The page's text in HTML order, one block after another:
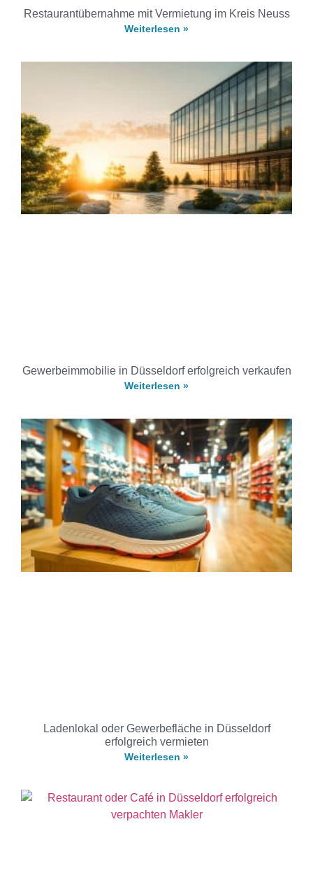
Restaurantübernahme mit Vermietung im Kreis Neuss
Weiterlesen »
Gewerbeimmobilie in Düsseldorf erfolgreich verkaufen
Weiterlesen »
Ladenlokal oder Gewerbefläche in Düsseldorf
erfolgreich vermieten
Weiterlesen »